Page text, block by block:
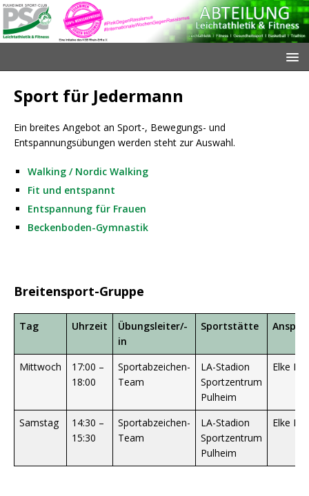
Sport für Jedermann
Ein breites Angebot an Sport-, Bewegungs- und
Entspannungsübungen werden steht zur Auswahl.
Walking / Nordic Walking
Fit und entspannt
Entspannung für Frauen
Beckenboden-Gymnastik
Breitensport-Gruppe
Tag Uhrzeit
Übungsleiter/-
in
Sportstätte
Mittwoch
17:00 –
18:00
Sportabzeichen-
Team
LA-Stadion
Sportzentrum
Pulheim
Elke
Samstag
14:30 –
15:30
Sportabzeichen-
Team
LA-Stadion
Sportzentrum
Pulheim
Elke